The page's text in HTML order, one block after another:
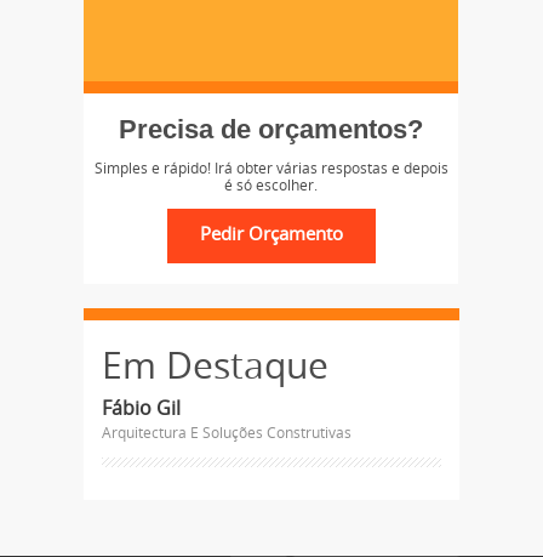
Precisa de orçamentos?
Simples e rápido! Irá obter várias respostas e depois
é só escolher.
Em Destaque
Fábio Gil
Arquitectura E Soluções Construtivas